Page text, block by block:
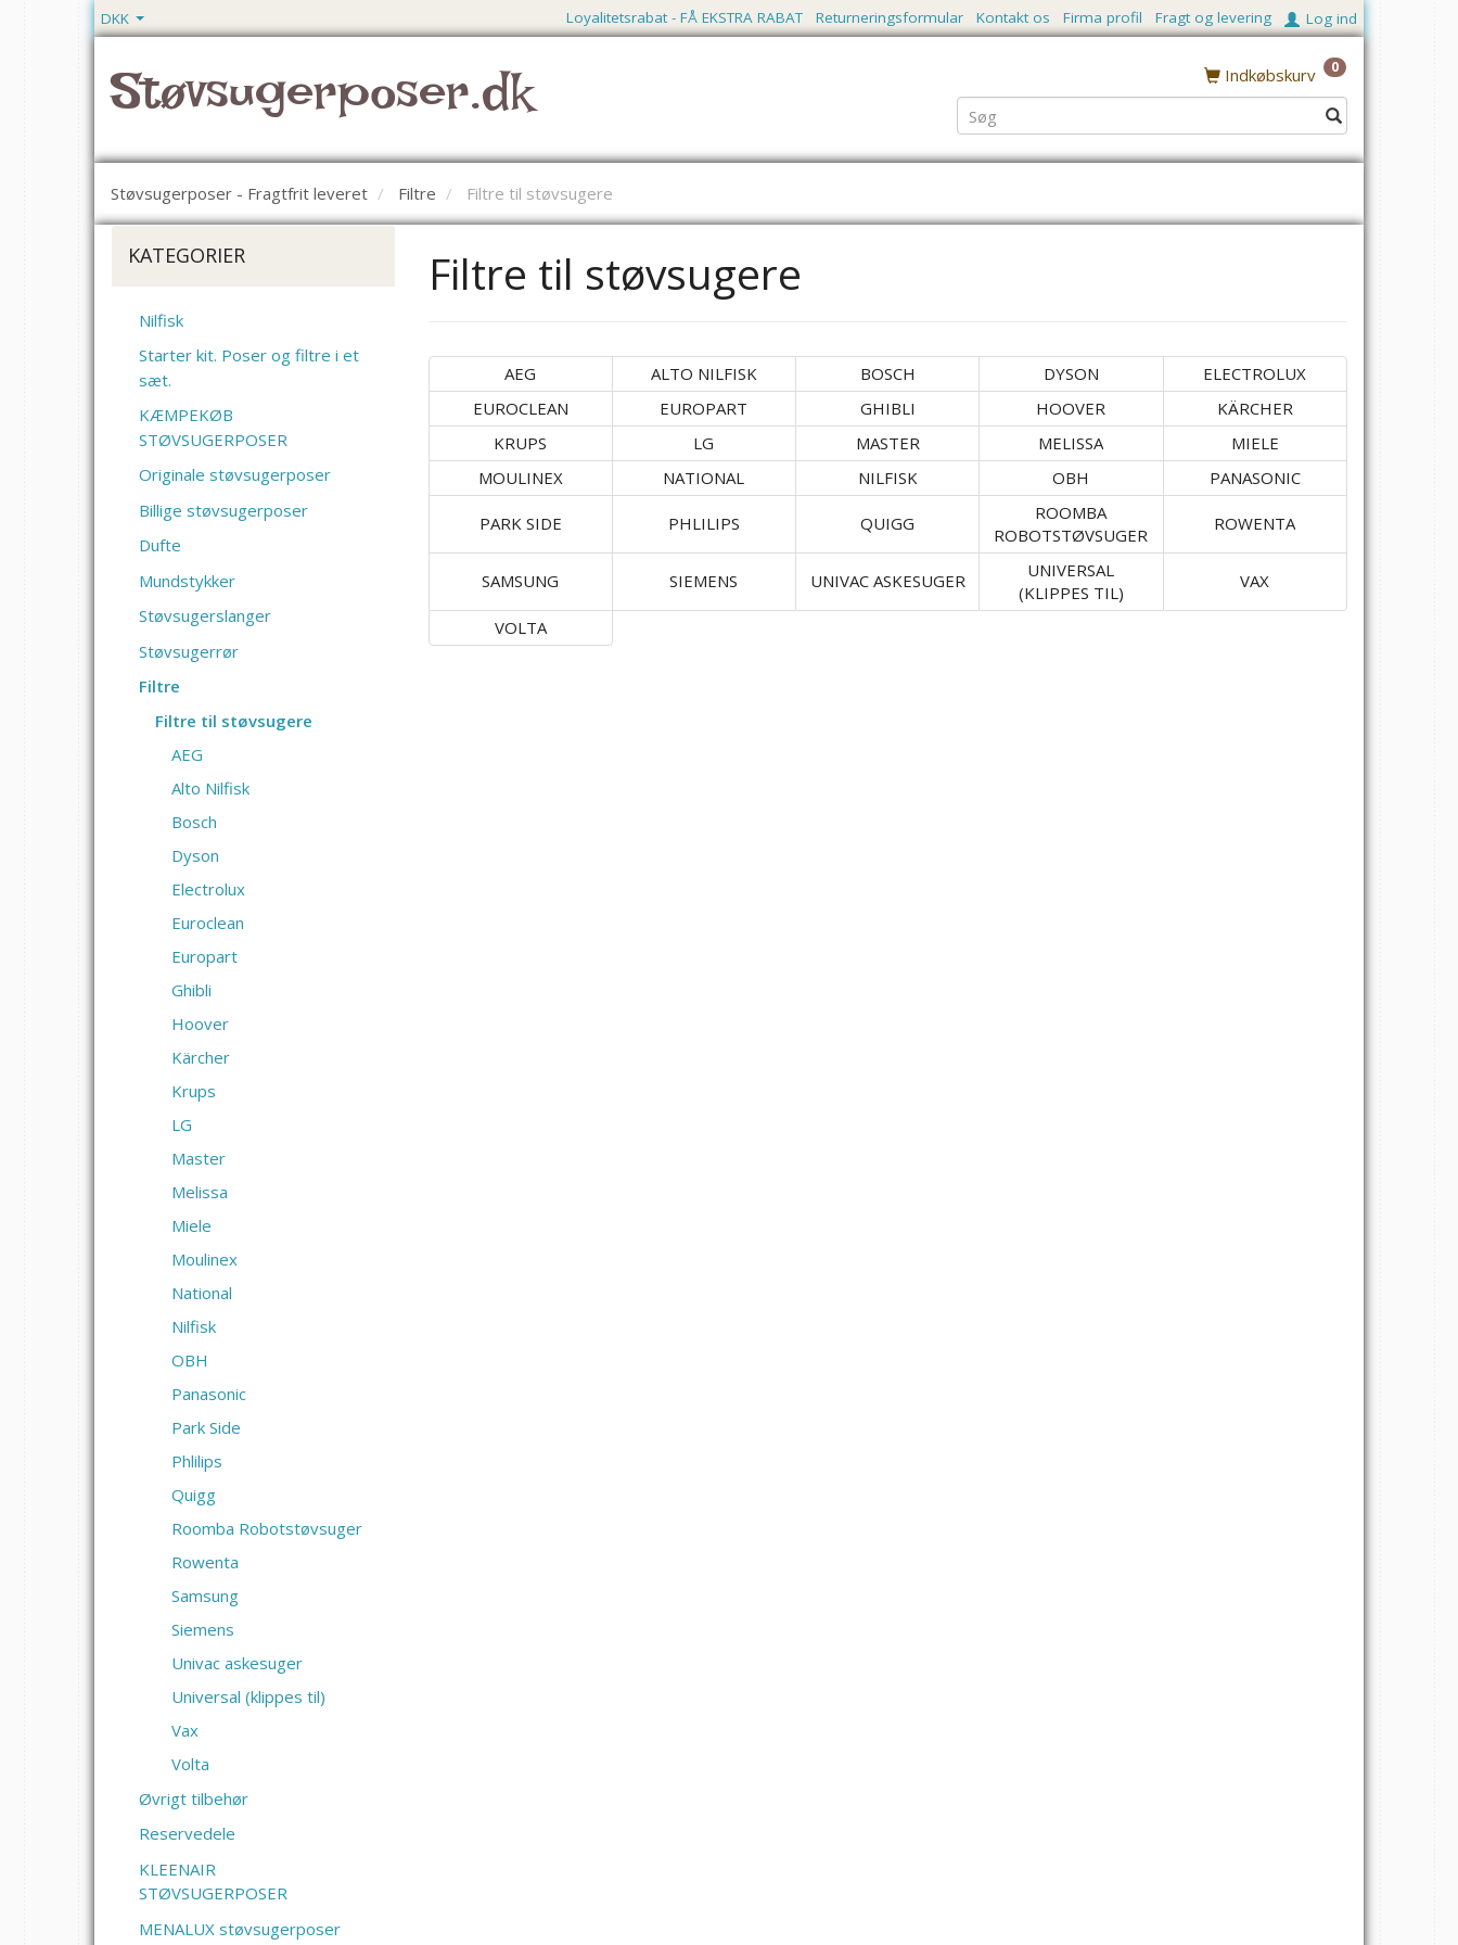
DKK Log ind
Fragt og levering
Firma profil
Kontakt os
Returneringsformular
Loyalitetsrabat - FÅ EKSTRA RABAT
Støvsugerposer.dk Indkøbskurv 0
Støvsugerposer - Fragtfrit leveret Filtre Filtre til støvsugere
KATEGORIER
Nilfisk
Starter kit. Poser og filtre i et
sæt.
KÆMPEKØB
STØVSUGERPOSER
Originale støvsugerposer
Billige støvsugerposer
Dufte
Mundstykker
Støvsugerslanger
Støvsugerrør
Filtre
Filtre til støvsugere
AEG
Alto Nilfisk
Bosch
Dyson
Electrolux
Euroclean
Europart
Ghibli
Hoover
Kärcher
Krups
LG
Master
Melissa
Miele
Moulinex
National
Nilfisk
OBH
Panasonic
Park Side
Phlilips
Quigg
Roomba Robotstøvsuger
Rowenta
Samsung
Siemens
Univac askesuger
Universal (klippes til)
Vax
Volta
Øvrigt tilbehør
Reservedele
KLEENAIR
STØVSUGERPOSER
MENALUX støvsugerposer
Filtre til støvsugere
AEG ALTO NILFISK BOSCH DYSON
ELECTROLUX
EUROCLEAN
EUROPART GHIBLI HOOVER
KÄRCHER
KRUPS
LG MASTER MELISSA
MIELE
MOULINEX
NATIONAL NILFISK OBH PANASONIC
PARK SIDE PHLILIPS QUIGG
ROOMBA
ROBOTSTØVSUGER
ROWENTA
SAMSUNG SIEMENS UNIVAC ASKESUGER
UNIVERSAL
(KLIPPES TIL)
VAX
VOLTA